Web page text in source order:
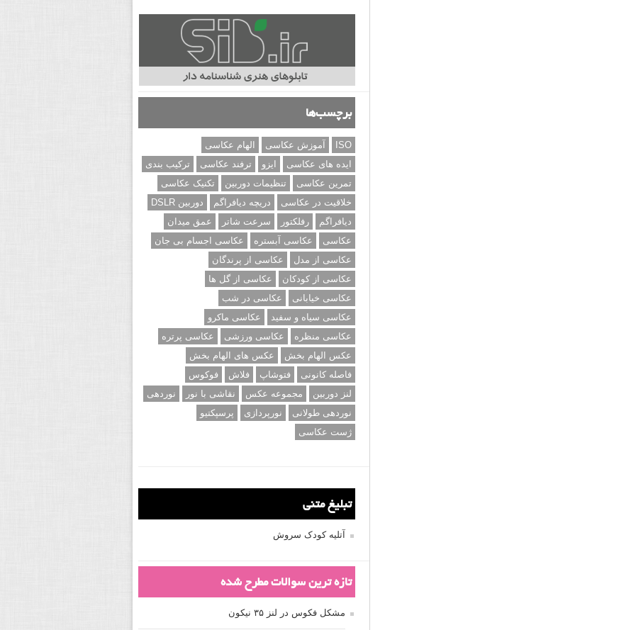
برچسب‌ها
ISO آموزش عکاسی
الهام عکاسی
ایده های عکاسی
ایزو ترفند عکاسی
ترکیب بندی
تمرین عکاسی
تنظیمات دوربین
تکنیک عکاسی
خلاقیت در عکاسی
دریچه دیافراگم
دوربین DSLR
دیافراگم
رفلکتور سرعت شاتر
عمق میدان
عکاسی
عکاسی آبستره
عکاسی اجسام بی جان
عکاسی از مدل
عکاسی از پرندگان
عکاسی از کودکان
عکاسی از گل ها
عکاسی خیابانی
عکاسی در شب
عکاسی سیاه و سفید
عکاسی ماکرو
عکاسی منظره
عکاسی ورزشی
عکاسی پرتره
عکس الهام بخش
عکس های الهام بخش
فاصله کانونی
فتوشاپ فلاش
فوکوس
لنز دوربین
مجموعه عکس نقاشی با نور
نوردهی
نوردهی طولانی
نورپردازی
پرسپکتیو
ژست عکاسی
تبلیغ متنی
آتلیه کودک سروش
تازه ترین سوالات مطرح شده
مشکل فکوس در لنز ۳۵ نیکون